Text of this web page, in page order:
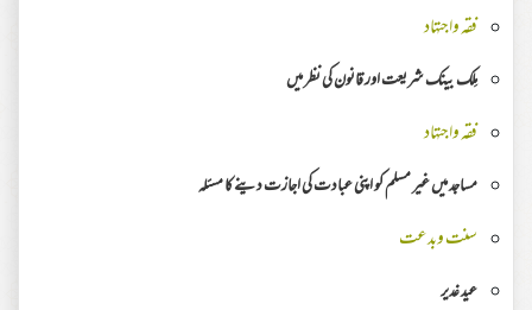
فقہ واجتہاد
مِلکبینک شریعت اور قانون کی نظر میں
فقہ واجتہاد
مساجد میں غیر مسلم کو اپنی عبادت کی اجازت دینے کا مسئلہ
سنت وبدعت
عید غدیر